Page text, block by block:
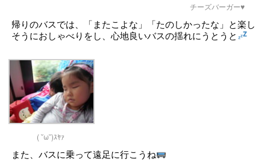
チーズバーガー♥
帰りのバスでは、「またこよな」「たのしかったな」と楽し
そうにおしゃべりをし、心地良いバスの揺れにうとうと
( ˘ω˘)ｽﾔｧ
また、バスに乗って遠足に行こうね